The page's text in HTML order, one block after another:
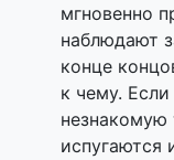
мгновенно
наблюдают
конце
к чему.
незнакомую
испугаются